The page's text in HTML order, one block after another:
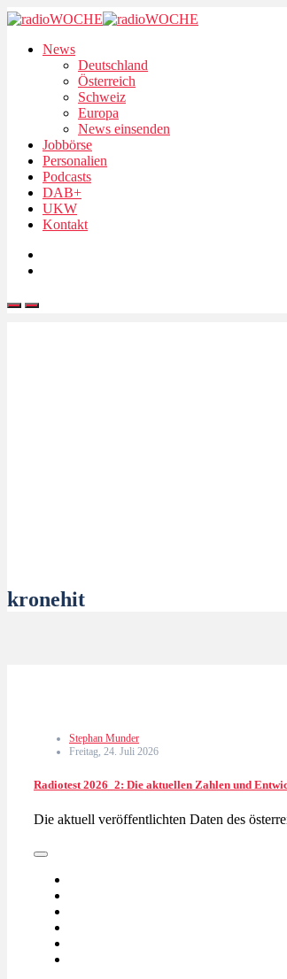
News
Deutschland
Österreich
Schweiz
Europa
News einsenden
Jobbörse
Personalien
Podcasts
DAB+
UKW
Kontakt
kronehit
Stephan Munder
Freitag, 24. Juli 2026
Radiotest 2026_2: Die aktuellen Zahlen und
Die aktuell veröffentlichten Daten des